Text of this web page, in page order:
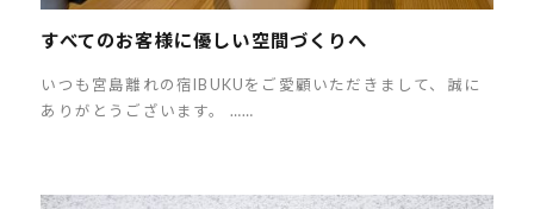
すべてのお客様に優しい空間づくりへ
いつも宮島離れの宿IBUKUをご愛顧いただきまして、誠に
ありがとうございます。 ……